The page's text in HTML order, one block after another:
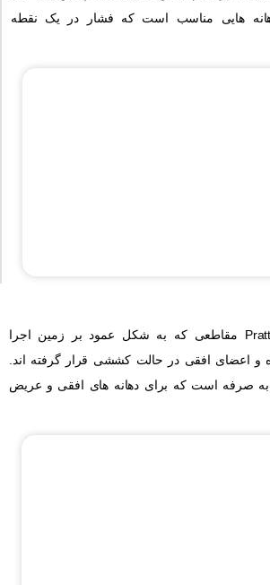
هایی مناسب است که فشار در یک نقطه
در سازه های خرپایی Pratt مقاطعی که به شکل عمود بر زمین اجرا
و اعضای افقی در حالت کششی قرار گرفته اند.
به صرفه است که برای دهانه های افقی و عریض